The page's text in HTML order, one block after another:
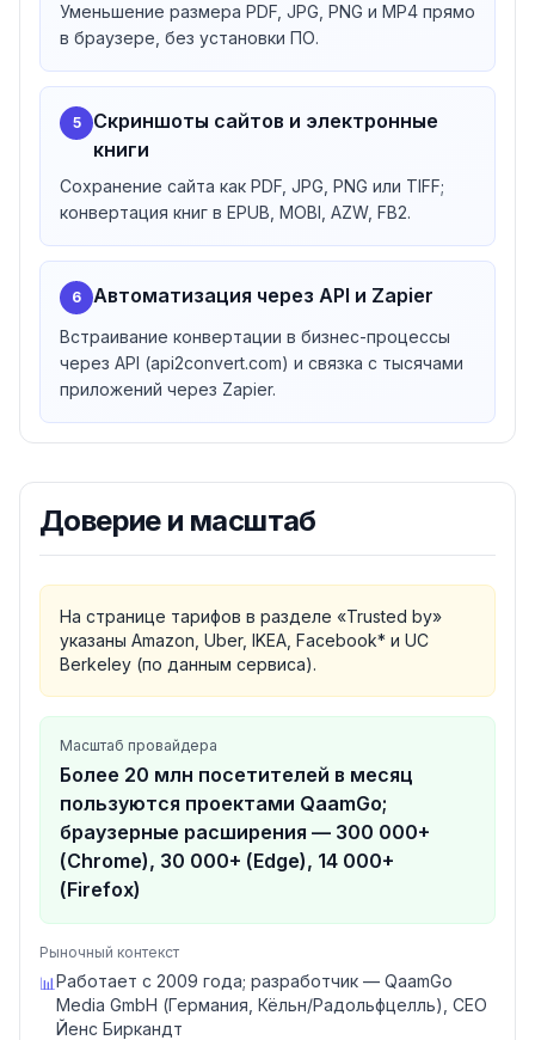
Уменьшение размера PDF, JPG, PNG и MP4 прямо
в браузере, без установки ПО.
5
Скриншоты сайтов и электронные
книги
Сохранение сайта как PDF, JPG, PNG или TIFF;
конвертация книг в EPUB, MOBI, AZW, FB2.
6 Автоматизация через API и Zapier
Встраивание конвертации в бизнес-процессы
через API (api2convert.com) и связка с тысячами
приложений через Zapier.
Доверие и масштаб
На странице тарифов в разделе «Trusted by»
указаны Amazon, Uber, IKEA, Facebook* и UC
Berkeley (по данным сервиса).
Масштаб провайдера
Более 20 млн посетителей в месяц
пользуются проектами QaamGo;
браузерные расширения — 300 000+
(Chrome), 30 000+ (Edge), 14 000+
(Firefox)
Рыночный контекст
📊Работает с 2009 года; разработчик — QaamGo
Media GmbH (Германия, Кёльн/Радольфцелль), CEO
Йенс Биркандт